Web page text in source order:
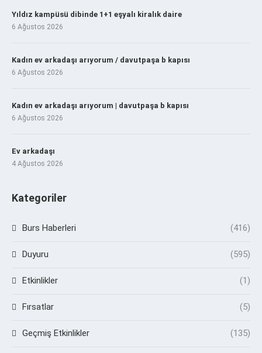
Yıldız kampüsü dibinde 1+1 eşyalı kiralık daire
6 Ağustos 2026
Kadın ev arkadaşı arıyorum / davutpaşa b kapısı
6 Ağustos 2026
Kadın ev arkadaşı arıyorum | davutpaşa b kapısı
6 Ağustos 2026
Ev arkadaşı
4 Ağustos 2026
Kategoriler
Burs Haberleri (416)
Duyuru (595)
Etkinlikler (1)
Fırsatlar (5)
Geçmiş Etkinlikler (135)